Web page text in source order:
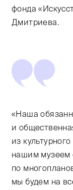
фонда
Дмитриева.
«Наша
и
из
нашим музеем
по
мы будем на